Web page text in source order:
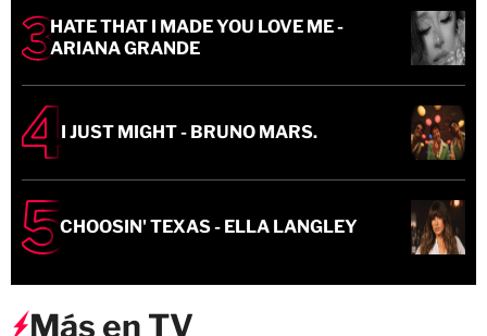
HATE THAT I MADE YOU LOVE ME -
ARIANA GRANDE
I JUST MIGHT - BRUNO MARS.
CHOOSIN' TEXAS - ELLA LANGLEY
Más en TV